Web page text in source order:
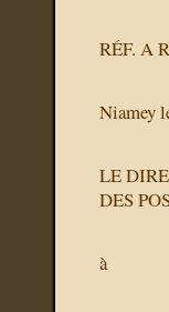
RÉF. A
Niamey
LE
DES
à